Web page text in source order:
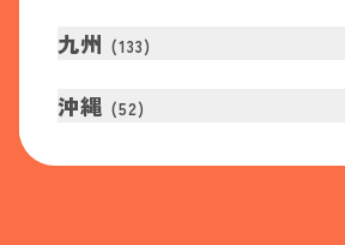
九州 (133)
沖縄 (52)